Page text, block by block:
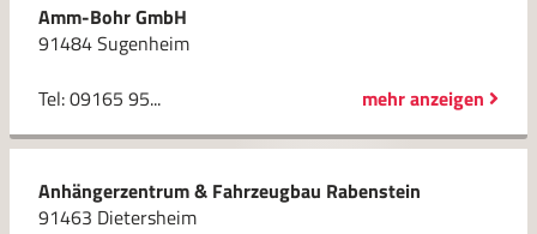
Amm-Bohr GmbH
91484 Sugenheim
Tel: 09165 95...
mehr anzeigen
Anhängerzentrum & Fahrzeugbau Rabenstein
91463 Dietersheim